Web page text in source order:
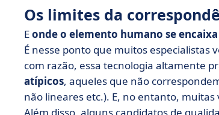
Os limites da
Eonde o elemento humano se encaixa
É nesse ponto que muitos especialistas
com razão, essa tecnologia altamente
atípicos, aqueles que não
não lineares etc.). E, no entanto,